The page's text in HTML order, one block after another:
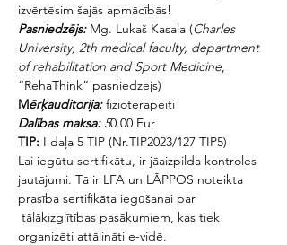
izvērtēsim šajās apmācībās!
Pasniedzējs: Mg. Lukaš Kasala (Charles
University, 2th medical faculty, department
of rehabilitation and Sport Medicine,
“RehaThink” pasniedzējs)
Mērķauditorija: fizioterapeiti
Dalības maksa: 50.00 Eur
TIP: I daļa 5 TIP (Nr.TIP2023/127 TIP5)
Lai iegūtu sertifikātu, ir jāaizpilda kontroles
jautājumi. Tā ir LFA un LĀPPOS noteikta
prasība sertifikāta iegūšanai par
tālākizglītības pasākumiem, kas tiek
organizēti attālināti e-vidē.